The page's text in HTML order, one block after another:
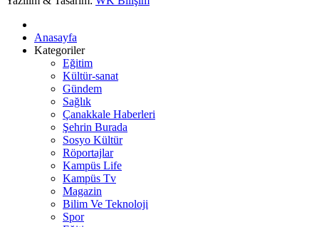
Anasayfa
Kategoriler
Eğitim
Kültür-sanat
Gündem
Sağlık
Çanakkale Haberleri
Şehrin Burada
Sosyo Kültür
Röportajlar
Kampüs Life
Kampüs Tv
Magazin
Bilim Ve Teknoloji
Spor